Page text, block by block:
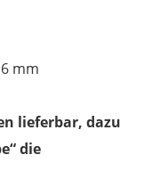
mm
lieferbar, dazu
die